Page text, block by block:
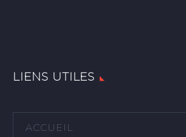
LIENS UTILES
ACCUEIL